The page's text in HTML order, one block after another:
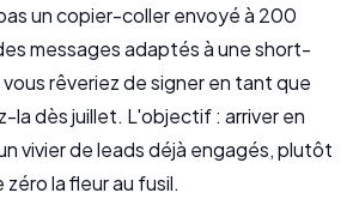
un copier-coller envoyé à 200
messages adaptés à une short-
rêveriez de signer en tant que
la dès juillet. L'objectif : arriver en
vivier de leads déjà engagés, plutôt
la fleur au fusil.